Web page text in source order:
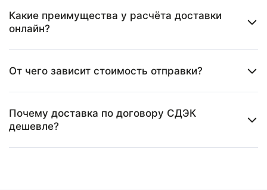
Какие преимущества у расчёта доставки
онлайн?
От чего зависит стоимость отправки?
Почему доставка по договору СДЭК
дешевле?